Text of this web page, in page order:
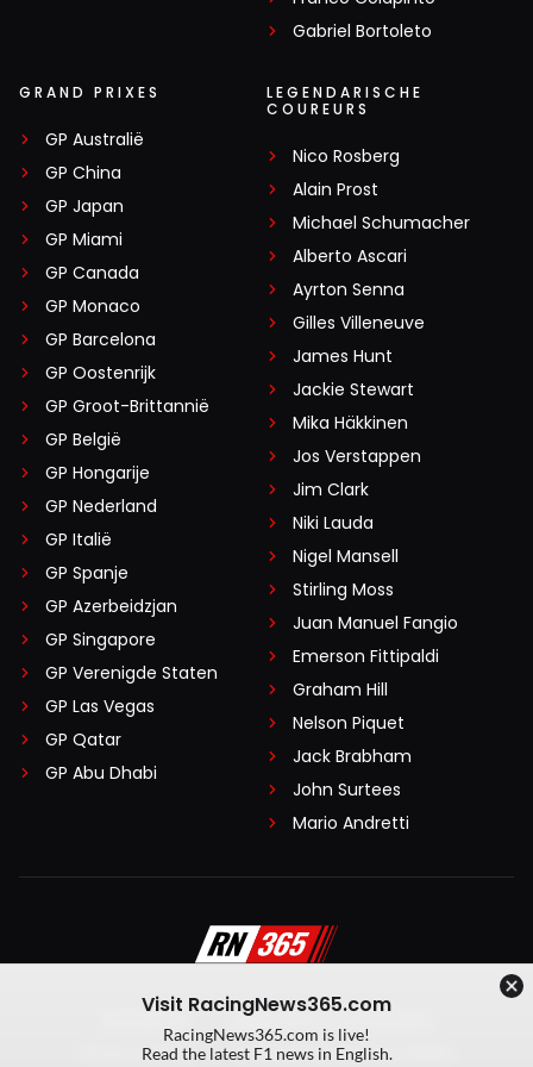
AANMELDEN
Gabriel Bortoleto
GRAND PRIXES
GP Australië
GP China
GP Japan
GP Miami
GP Canada
GP Monaco
GP Barcelona
GP Oostenrijk
GP Groot-Brittannië
GP België
GP Hongarije
GP Nederland
GP Italië
GP Spanje
GP Azerbeidzjan
GP Singapore
GP Verenigde Staten
GP Las Vegas
GP Qatar
GP Abu Dhabi
LEGENDARISCHE
COUREURS
Nico Rosberg
Alain Prost
Michael Schumacher
Alberto Ascari
Ayrton Senna
Gilles Villeneuve
James Hunt
Jackie Stewart
Mika Häkkinen
Jos Verstappen
Jim Clark
Niki Lauda
Nigel Mansell
Stirling Moss
Juan Manuel Fangio
Emerson Fittipaldi
Graham Hill
Nelson Piquet
Jack Brabham
John Surtees
Mario Andretti
Algemene voorwaarden
Privacy Policy
Created by On Your Marks
Visit RacingNews365.com
RacingNews365.com is live!
Read the latest F1 news in English.